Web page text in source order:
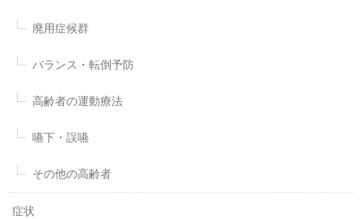
廃用症候群
バランス・転倒予防
高齢者の運動療法
嚥下・誤嚥
その他の高齢者
症状